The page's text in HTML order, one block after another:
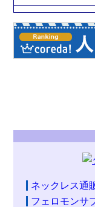
ネックレス通
フェロモンサ